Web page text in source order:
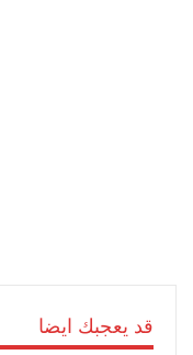
قد يعجبك ايضا